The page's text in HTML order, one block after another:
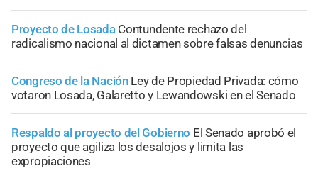
Proyecto de Losada Contundente rechazo del
radicalismo nacional al dictamen sobre falsas denuncias
Congreso de la Nación Ley de Propiedad Privada: cómo
votaron Losada, Galaretto y Lewandowski en el Senado
Respaldo al proyecto del Gobierno El Senado aprobó el
proyecto que agiliza los desalojos y limita las
expropiaciones